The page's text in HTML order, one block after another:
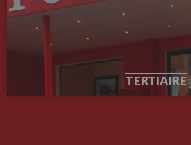
TERTIAIRE